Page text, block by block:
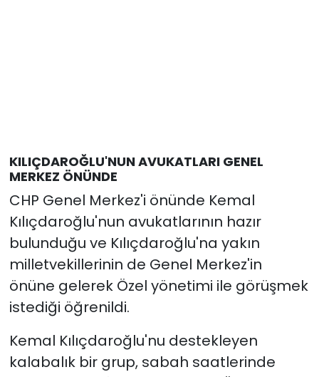
KILIÇDAROĞLU'NUN AVUKATLARI GENEL
MERKEZ ÖNÜNDE
CHP Genel Merkez'i önünde Kemal
Kılıçdaroğlu'nun avukatlarının hazır
bulunduğu ve Kılıçdaroğlu'na yakın
milletvekillerinin de Genel Merkez'in
önüne gelerek Özel yönetimi ile görüşmek
istediği öğrenildi.
Kemal Kılıçdaroğlu'nu destekleyen
kalabalık bir grup, sabah saatlerinde